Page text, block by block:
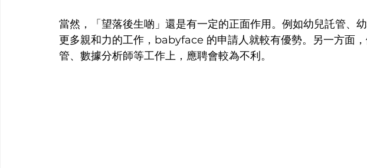
當然，「望落後生啲」還是有一定的正面作用。例如幼兒託管、
更多親和力的工作，babyface 的申請人就較有優勢。另一方面
管、數據分析師等工作上，應聘會較為不利。